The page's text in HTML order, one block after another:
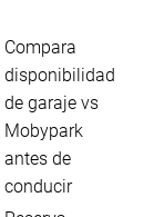
Compara
disponibilidad
de garaje vs
Mobypark
antes de
conducir